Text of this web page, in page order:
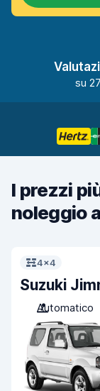
su
I prezzi
noleggio
4x4
Suzuki
Automatico